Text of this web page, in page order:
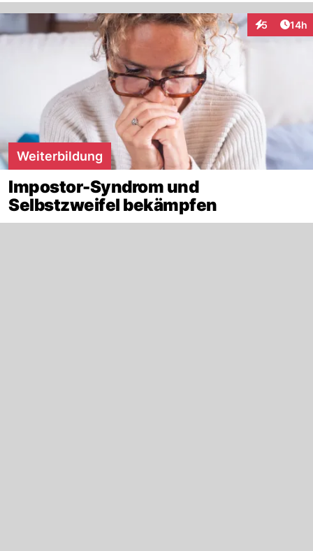
5
Interaktionen
14h
Weiterbildung
Impostor-Syndrom und
Selbstzweifel bekämpfen